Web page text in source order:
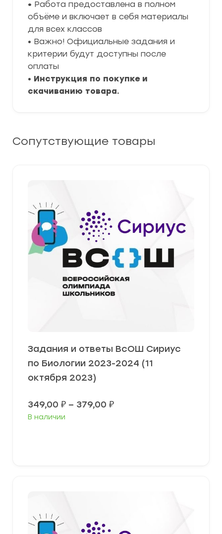
• Работа предоставлена в полном
объёме и включает в себя материалы
для всех классов
• Важно! Официальные задания и
критерии будут доступны после
оплаты
• Инструкция по покупке и
скачиванию товара.
Сопутствующие товары
Задания и ответы ВсОШ Сириус
по Биологии 2023-2024 (11
октября 2023)
349,00 ₽ – 379,00 ₽Диапазон
В наличии